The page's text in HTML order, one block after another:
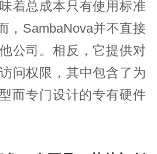
着总成本只有使用标准
，SambaNova并不直接
公司。相反，它提供对
问权限，其中包含了为
而专门设计的专有硬件